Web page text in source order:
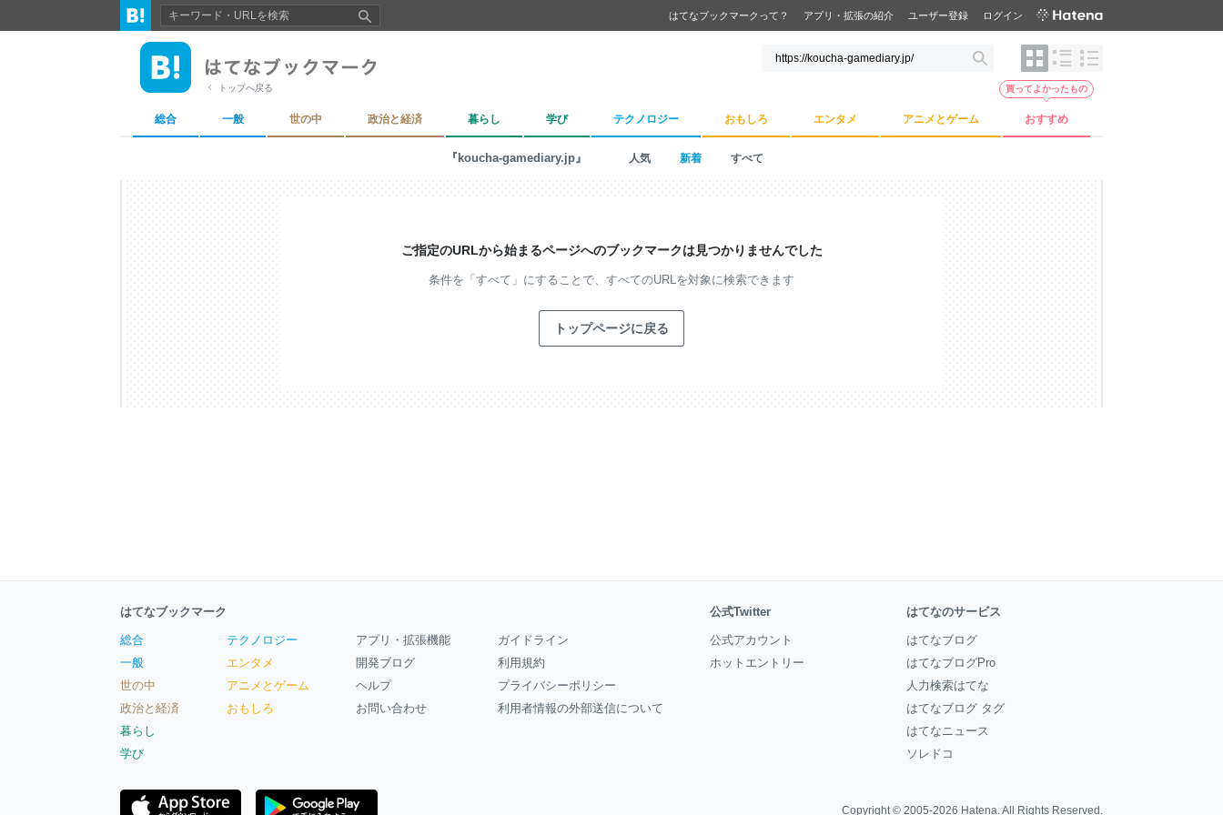
はてなブックマークって？ アプリ・拡張の紹介 ユーザー登録 ログイン
トップへ戻る
総合 一般 世の中 政治と経済 暮らし 学び テクノロジー おもしろ エンタメ アニメとゲーム おすすめ
買ってよかったもの
『koucha-gamediary.jp』 人気 新着 すべて
ご指定のURLから始まるページへのブックマークは見つかりませんでした
条件を「すべて」にすることで、 すべてのURLを対象に検索できます
トップページに戻る
はてなブックマーク
総合
一般
世の中
政治と経済
暮らし
学び
テクノロジー
エンタメ
アニメとゲーム
おもしろ
アプリ・拡張機能
開発ブログ
ヘルプ
お問い合わせ
ガイドライン
利用規約
プライバシーポリシー
利用者情報の外部送信について
公式Twitter
公式アカウント
ホットエントリー
はてなのサービス
はてなブログ
はてなブログPro
人力検索はてな
はてなブログ タグ
はてなニュース
ソレドコ
Copyright © 2005-2026 Hatena. All Rights Reserved.